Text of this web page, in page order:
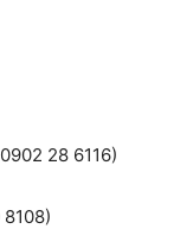
28 6116)